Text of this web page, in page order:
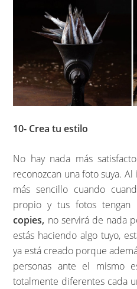
10- Crea tu estilo
No hay nada más
reconozcan una foto suya.
más sencillo cuando
propio y tus fotos tengan
copies, no servirá de nada
estás haciendo algo tuyo,
ya está creado porque
personas ante el mismo
totalmente diferentes cada